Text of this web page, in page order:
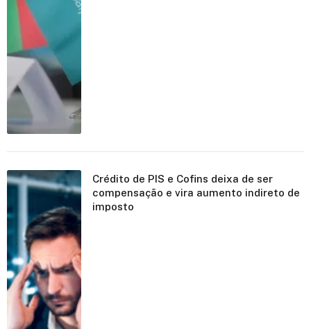
Crédito de PIS e Cofins deixa de ser
compensação e vira aumento indireto de
imposto